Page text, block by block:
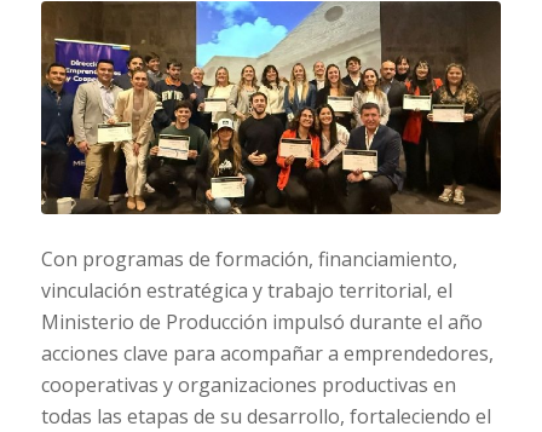
Con programas de formación, financiamiento,
vinculación estratégica y trabajo territorial, el
Ministerio de Producción impulsó durante el año
acciones clave para acompañar a emprendedores,
cooperativas y organizaciones productivas en
todas las etapas de su desarrollo, fortaleciendo el